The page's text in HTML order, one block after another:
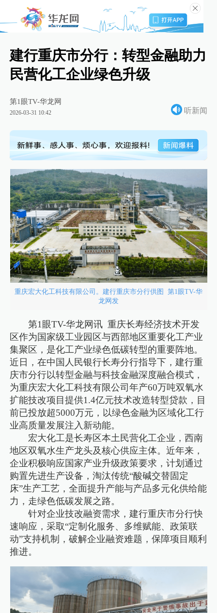
建行重庆市分行：转型金融助力
民营化工企业绿色升级
第1眼TV-华龙网
2026-03-31 10:42 听新闻
重庆宏大化工科技有限公司。建行重庆市分行供图 第1眼TV-华
龙网发
第1眼TV-华龙网讯 重庆长寿经济技术开发
区作为国家级工业园区与西部地区重要化工产业
集聚区，是化工产业绿色低碳转型的重要阵地。
近日，在中国人民银行长寿分行指导下，建行重
庆市分行以转型金融与科技金融深度融合模式，
为重庆宏大化工科技有限公司年产60万吨双氧水
扩能技改项目提供1.4亿元技术改造转型贷款，目
前已投放超5000万元，以绿色金融为区域化工行
业高质量发展注入新动能。
宏大化工是长寿区本土民营化工企业，西南
地区双氧水生产龙头及核心供应主体。近年来，
企业积极响应国家产业升级政策要求，计划通过
购置先进生产设备，淘汰传统“酸碱交替固定
床”生产工艺，全面提升产能与产品多元化供给能
力，走绿色低碳发展之路。
针对企业技改融资需求，建行重庆市分行快
速响应，采取“定制化服务、多维赋能、政策联
动”支持机制，破解企业融资难题，保障项目顺利
推进。